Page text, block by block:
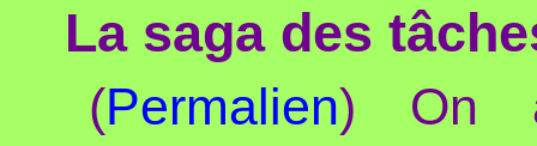
La saga des
(Permalien) On